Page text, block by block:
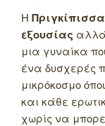
Η
εξουσίας αλλά
μια γυναίκα
ένα δυσχερές
μικρόκοσμο
και κάθε
χωρίς να